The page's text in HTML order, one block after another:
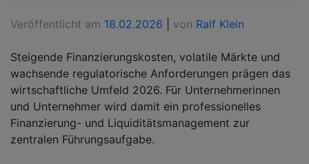
Veröffentlicht am 18.02.2026 von Ralf Klein
Steigende Finanzierungskosten, volatile Märkte und
wachsende regulatorische Anforderungen prägen das
wirtschaftliche Umfeld 2026. Für Unternehmerinnen
und Unternehmer wird damit ein professionelles
Finanzierung- und Liquiditätsmanagement zur
zentralen Führungsaufgabe.